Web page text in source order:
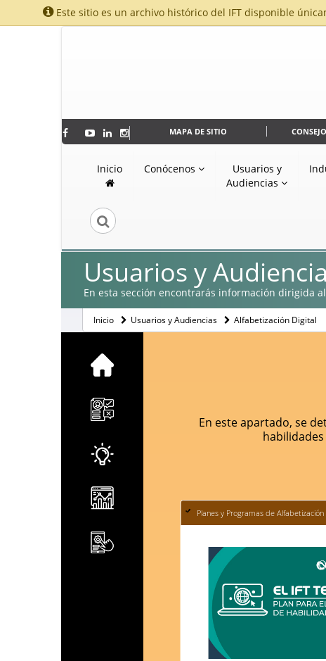
Este sitio es un archivo histórico del IFT disponible
MAPA DE SITIO
Inicio Conócenos
Usuarios y
Audiencias
Usuarios y
En esta sección encontrarás información dirigida
Inicio Usuarios y Audiencias Alfabetización Digital
En este apartado, se
Planes y Programas de Alfabetización